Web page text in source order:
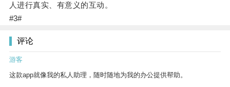
人进行真实、有意义的互动。
#3#
评论
游客
这款app就像我的私人助理，随时随地为我的办公提供帮助。